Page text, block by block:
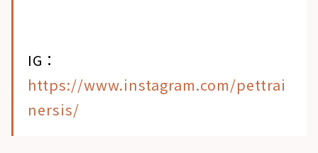
IG：
https://www.instagram.com/pettrai
nersis/